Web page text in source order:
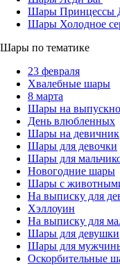
Шары Принцессы
Шары Холодное
Шары по тематике
23 февраля
Хвалебные шары
8 марта
Шары на
День влюбленных
Шары на девичник
Шары для девочки
Шары для
Новогодние шары
Шары с
На выписку для
Хэллоуин
На выписку для
Шары для девушки
Шары для
Оскорбительные